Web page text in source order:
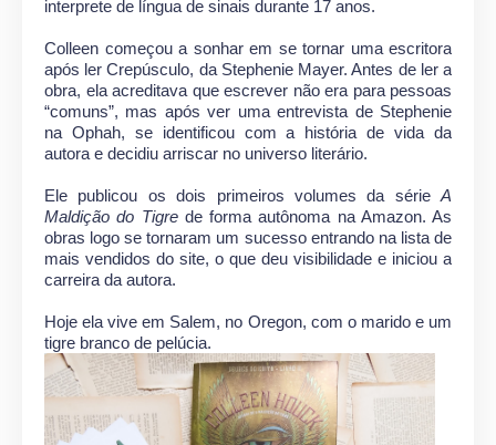
interprete de língua de sinais durante 17 anos.
Colleen começou a sonhar em se tornar uma escritora
após ler Crepúsculo, da Stephenie Mayer. Antes de ler a
obra, ela acreditava que escrever não era para pessoas
“comuns”, mas após ver uma entrevista de Stephenie
na Ophah, se identificou com a história de vida da
autora e decidiu arriscar no universo literário.
Ele publicou os dois primeiros volumes da série A
Maldição do Tigrede forma autônoma na Amazon. As
obras logo se tornaram um sucesso entrando na lista de
mais vendidos do site, o que deu visibilidade e iniciou a
carreira da autora.
Hoje ela vive em Salem, no Oregon, com o marido e um
tigre branco de pelúcia.